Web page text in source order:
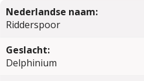
Nederlandse naam:
Ridderspoor
Geslacht:
Delphinium